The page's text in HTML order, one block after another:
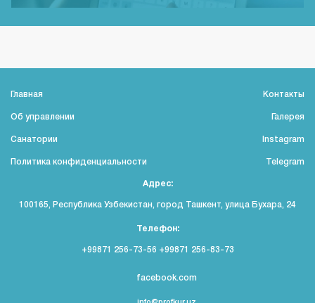
Главная
Об управлении
Санатории
Политика конфиденциальности
Контакты
Галерея
Instagram
Telegram
Адрес:
100165, Республика Узбекистан, город Ташкент, улица Бухара, 24
Телефон:
+99871 256-73-56 +99871 256-83-73
facebook.com